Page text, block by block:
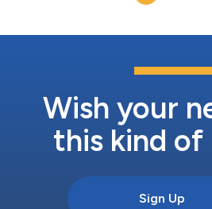
Wish your
this kind of
Sign Up